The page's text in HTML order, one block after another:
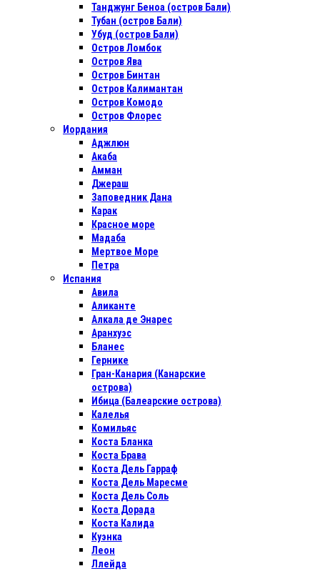
Танджунг Беноа (остров Бали)
Тубан (остров Бали)
Убуд (остров Бали)
Остров Ломбок
Остров Ява
Остров Бинтан
Остров Калимантан
Остров Комодо
Остров Флорес
Иордания
Аджлюн
Акаба
Амман
Джераш
Заповедник Дана
Карак
Красное море
Мадаба
Мертвое Море
Петра
Испания
Авила
Аликанте
Алкала де Энарес
Аранхуэс
Бланес
Гернике
Гран-Канария (Канарские
острова)
Ибица (Балеарские острова)
Калелья
Комильяс
Коста Бланка
Коста Брава
Коста Дель Гарраф
Коста Дель Маресме
Коста Дель Соль
Коста Дорада
Коста Калида
Куэнка
Леон
Ллейда